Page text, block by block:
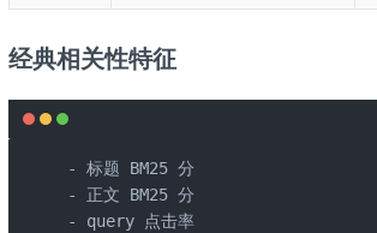
经典相关性特征
- 标题 BM25 分
- 正文 BM25 分
- query 点击率